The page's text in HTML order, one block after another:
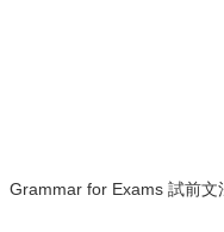
Grammar for Exams 試前文